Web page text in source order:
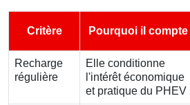
Critère Pourquoi il compte
Recharge
régulière
Elle conditionne
l'intérêt économique
et pratique du PHEV